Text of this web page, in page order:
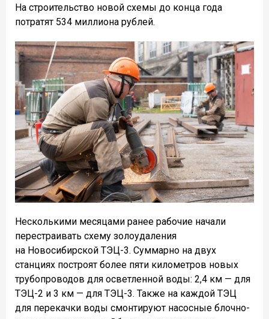
На строительство новой схемы до конца года
потратят 534 миллиона рублей.
Несколькими месяцами ранее рабочие начали
перестраивать схему золоудаления
на Новосибирской ТЭЦ-3. Суммарно на двух
станциях построят более пяти километров новых
трубопроводов для осветленной воды: 2,4 км — для
ТЭЦ-2 и 3 км — для ТЭЦ-3. Также на каждой ТЭЦ
для перекачки воды смонтируют насосные блочно-